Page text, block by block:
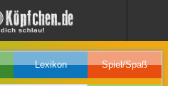
Lexikon Spiel/Spaß